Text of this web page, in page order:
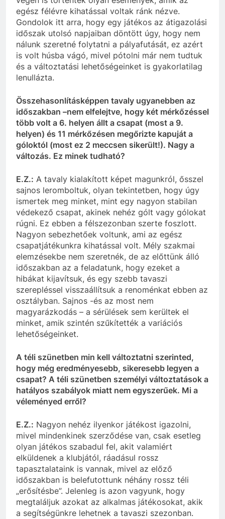
egész félévre kihatással voltak ránk nézve.
Gondolok itt arra, hogy egy játékos az átigazolási
időszak utolsó napjaiban döntött úgy, hogy nem
nálunk szeretné folytatni a pályafutását, ez azért
is volt húsba vágó, mivel pótolni már nem tudtuk
és a változtatási lehetőségeinket is gyakorlatilag
lenullázta.
Összehasonlításképpen tavaly ugyanebben az
időszakban –nem elfelejtve, hogy két mérkőzéssel
több volt a 6. helyen állt a csapat (most a 9.
helyen) és 11 mérkőzésen megőrizte kapuját a
góloktól (most ez 2 meccsen sikerült!). Nagy a
változás. Ez minek tudható?
E.Z.: A tavaly kialakított képet magunkról, ősszel
sajnos leromboltuk, olyan tekintetben, hogy úgy
ismertek meg minket, mint egy nagyon stabilan
védekező csapat, akinek nehéz gólt vagy gólokat
rúgni. Ez ebben a félszezonban szerte foszlott.
Nagyon sebezhetőek voltunk, ami az egész
csapatjátékunkra kihatással volt. Mély szakmai
elemzésekbe nem szeretnék, de az előttünk álló
időszakban az a feladatunk, hogy ezeket a
hibákat kijavítsuk, és egy szebb tavaszi
szerepléssel visszaállítsuk a renoménkat ebben az
osztályban. Sajnos -és az most nem
magyarázkodás – a sérülések sem kerültek el
minket, amik szintén szűkítették a variációs
lehetőségeinket.
A téli szünetben min kell változtatni szerinted,
hogy még eredményesebb, sikeresebb legyen a
csapat? A téli szünetben személyi változtatások a
hatályos szabályok miatt nem egyszerűek. Mi a
véleményed erről?
E.Z.: Nagyon nehéz ilyenkor játékost igazolni,
mivel mindenkinek szerződése van, csak esetleg
olyan játékos szabadul fel, akit valamiért
elküldenek a klubjától, ráadásul rossz
tapasztalataink is vannak, mivel az előző
időszakban is belefutottunk néhány rossz téli
„erősítésbe”. Jelenleg is azon vagyunk, hogy
megtaláljuk azokat az alkalmas játékosokat, akik
a segítségünkre lehetnek a tavaszi szezonban.